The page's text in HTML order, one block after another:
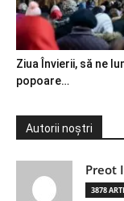
Ziua Învierii, să ne
popoare…
Autorii noștri
Preot
3878